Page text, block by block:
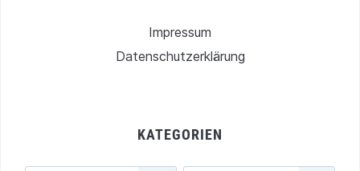
Impressum
Datenschutzerklärung
KATEGORIEN